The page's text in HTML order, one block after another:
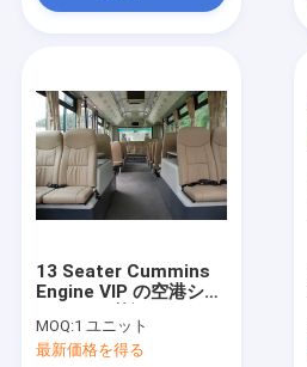
13 Seater Cummins
Engine VIP の空港シャ
バス
MOQ:1 ユニット
最新価格を得る